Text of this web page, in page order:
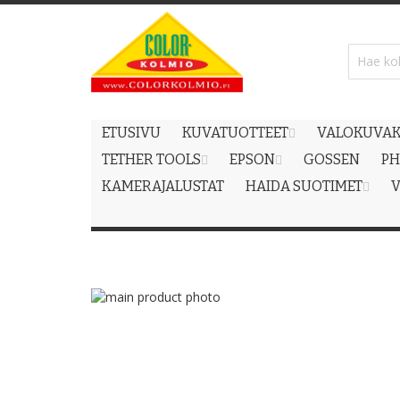
Content
ETUSIVU KUVATUOTTEET
TETHER TOOLS
EPSON GOSSEN
KAMERAJALUSTAT
HAIDA SUOTIMET
Skip